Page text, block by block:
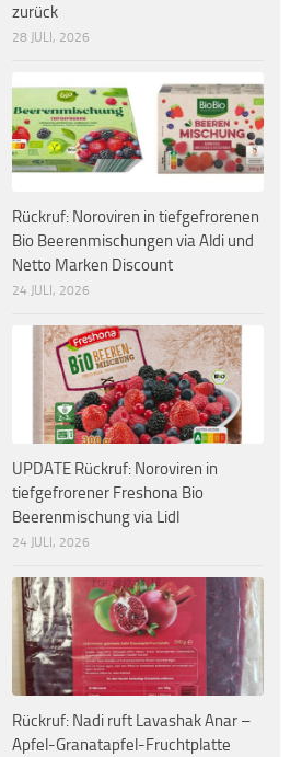
zurück
28 JULI, 2026
Rückruf: Noroviren in tiefgefrorenen
Bio Beerenmischungen via Aldi und
Netto Marken Discount
24 JULI, 2026
UPDATE Rückruf: Noroviren in
tiefgefrorener Freshona Bio
Beerenmischung via Lidl
24 JULI, 2026
Rückruf: Nadi ruft Lavashak Anar –
Apfel-Granatapfel-Fruchtplatte